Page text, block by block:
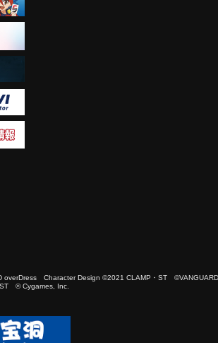
Character Design ©2021 CLAMP・ST
© Cygames, Inc.